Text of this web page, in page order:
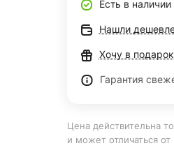
Есть в наличии
Нашли
Хочу в подарок
Гарантия
Цена действительна
и может отличаться